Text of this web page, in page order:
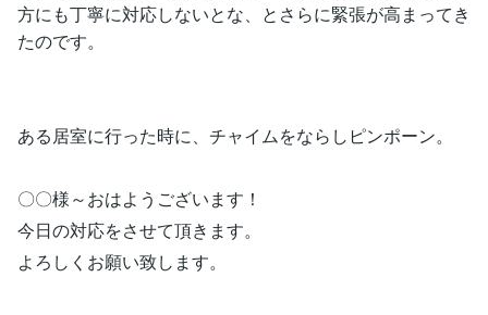
方にも丁寧に対応しないとな、とさらに緊張が高まってき
たのです。
ある居室に行った時に、チャイムをならしピンポーン。
〇〇様～おはようございます！
今日の対応をさせて頂きます。
よろしくお願い致します。